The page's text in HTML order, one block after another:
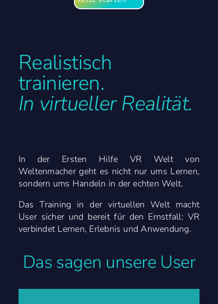
Realistisch
trainieren.
In virtueller Realität.
In der Ersten Hilfe VR Welt von
Weltenmacher geht es nicht nur ums Lernen,
sondern ums Handeln in der echten Welt.
Das Training in der virtuellen Welt macht
User sicher und bereit für den Ernstfall: VR
verbindet Lernen, Erlebnis und Anwendung.
Das sagen unsere User